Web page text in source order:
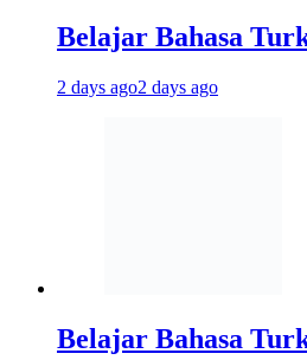
Belajar Bahasa
2 days ago2 days ago
Belajar Bahasa